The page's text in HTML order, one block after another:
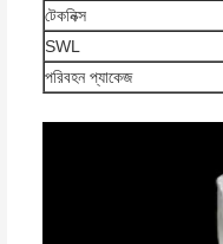
টেকনিক্স
SWL
পরিবহন প্যাকেজ